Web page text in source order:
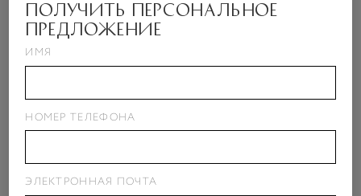
получить персональное
предложение
ИМЯ
НОМЕР ТЕЛЕФОНА
ЭЛЕКТРОННАЯ ПОЧТА